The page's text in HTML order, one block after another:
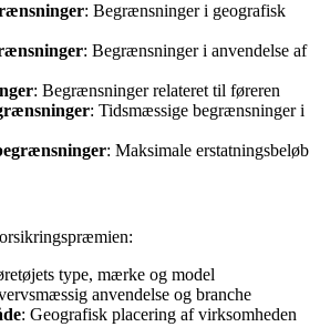
: Begrænsninger i geografisk
: Begrænsninger i anvendelse af
: Begrænsninger relateret til føreren
: Tidsmæssige begrænsninger i
: Maksimale erstatningsbeløb
type, mærke og model
anvendelse og branche
: Geografisk placering af virksomheden